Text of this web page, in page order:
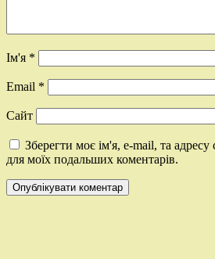
Ім'я *
Email *
Сайт
Зберегти моє ім'я, e-mail, та адресу
для моїх подальших коментарів.